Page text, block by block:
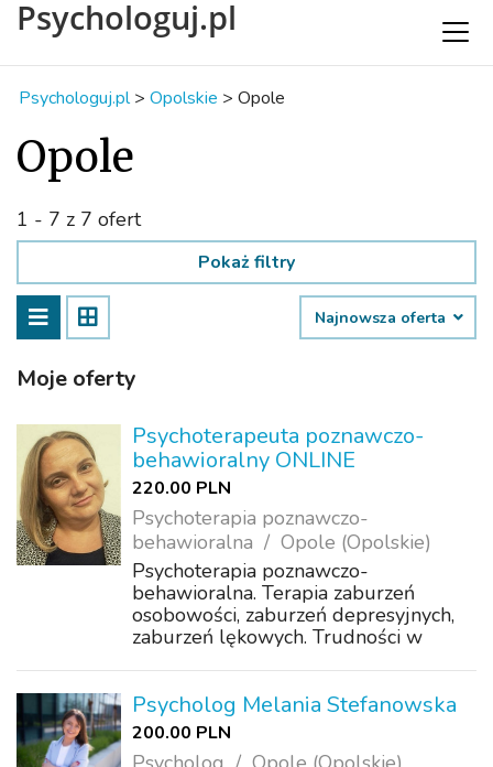
Psychologuj.pl
Psychologuj.pl > Opolskie > Opole
Opole
1 - 7 z 7 ofert
Pokaż filtry
Najnowsza oferta
Moje oferty
Psychoterapeuta poznawczo-
behawioralny ONLINE
220.00 PLN
Psychoterapia poznawczo-
behawioralna
Opole (Opolskie)
Psychoterapia poznawczo-
behawioralna. Terapia zaburzeń
osobowości, zaburzeń depresyjnych,
zaburzeń lękowych. Trudności w
koncentracją, motywacją. Wsparcie w
samorozwoju.
Psycholog Melania Stefanowska
200.00 PLN